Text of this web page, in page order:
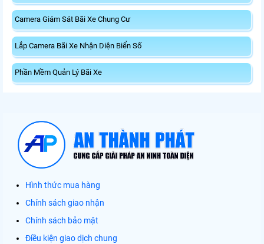
Camera Giám Sát Bãi Xe Chung Cư
Lắp Camera Bãi Xe Nhận Diện Biển Số
Phần Mềm Quản Lý Bãi Xe
Hình thức mua hàng
Chính sách giao nhận
Chính sách bảo mật
Điều kiện giao dịch chung